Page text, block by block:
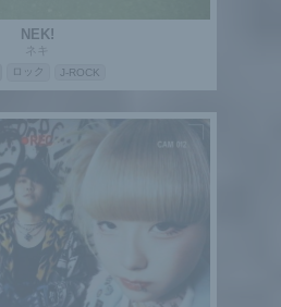
NEK!
ネキ
ロック J-ROCK